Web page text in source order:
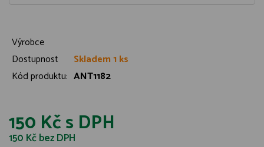
Výrobce
Dostupnost
Skladem 1 ks
Kód produktu: ANT1182
150 Kčs DPH
150 Kčbez DPH